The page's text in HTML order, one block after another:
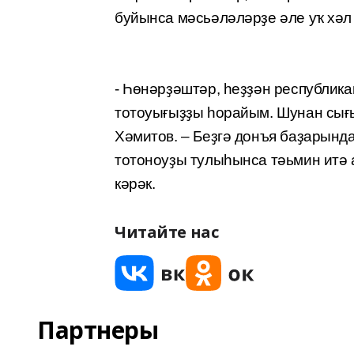
буйынса мәсьәләләрҙе әле уҡ хәл
- Һөнәрҙәштәр, һеҙҙән
тотоуығыҙҙы һорайым. Шунан
Хәмитов. – Беҙгә донъя
тотоноуҙы тулыһынса тәьмин итә
кәрәк.
Читайте нас
Партнеры